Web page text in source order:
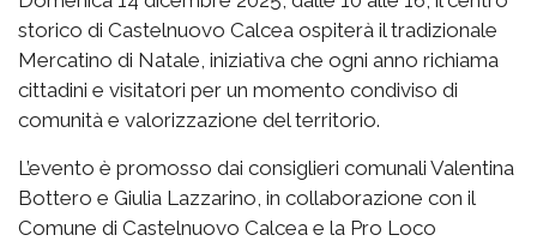
storico di Castelnuovo Calcea ospiterà il tradizionale
Mercatino di Natale, iniziativa che ogni anno richiama
cittadini e visitatori per un momento condiviso di
comunità e valorizzazione del territorio.
L’evento è promosso dai consiglieri comunali Valentina
Bottero e Giulia Lazzarino, in collaborazione con il
Comune di Castelnuovo Calcea e la Pro Loco